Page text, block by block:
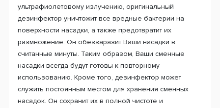
ультрафиолетовому излучению, оригинальный
дезинфектор уничтожит все вредные бактерии на
поверхности насадки, а также предотвратит их
размножение. Он обеззаразит Ваши насадки в
считанные минуты. Таким образом, Ваши сменные
насадки всегда будут готовы к повторному
использованию. Кроме того, дезинфектор может
служить постоянным местом для хранения сменных
насадок. Он сохранит их в полной чистоте и